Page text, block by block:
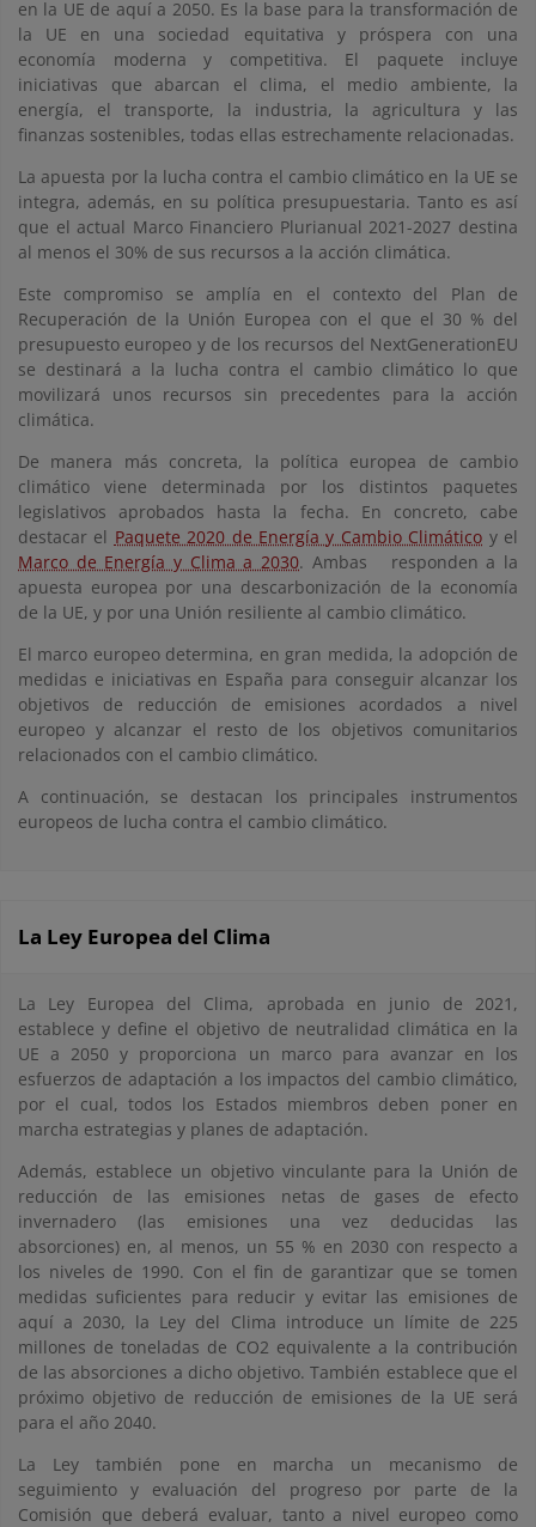
en la UE de aquí a 2050. Es la base para la transformación de
la UE en una sociedad equitativa y próspera con una
economía moderna y competitiva. El paquete incluye
iniciativas que abarcan el clima, el medio ambiente, la
energía, el transporte, la industria, la agricultura y las
finanzas sostenibles, todas ellas estrechamente relacionadas.
La apuesta por la lucha contra el cambio climático en la UE se
integra, además, en su política presupuestaria. Tanto es así
que el actual Marco Financiero Plurianual 2021-2027 destina
al menos el 30% de sus recursos a la acción climática.
Este compromiso se amplía en el contexto del Plan de
Recuperación de la Unión Europea con el que el 30 % del
presupuesto europeo y de los recursos del NextGenerationEU
se destinará a la lucha contra el cambio climático lo que
movilizará unos recursos sin precedentes para la acción
climática.
De manera más concreta, la política europea de cambio
climático viene determinada por los distintos paquetes
legislativos aprobados hasta la fecha. En concreto, cabe
destacar el Paquete 2020 de Energía y Cambio Climático y el
Marco de Energía y Clima a 2030. Ambas responden a la
apuesta europea por una descarbonización de la economía
de la UE, y por una Unión resiliente al cambio climático.
El marco europeo determina, en gran medida, la adopción de
medidas e iniciativas en España para conseguir alcanzar los
objetivos de reducción de emisiones acordados a nivel
europeo y alcanzar el resto de los objetivos comunitarios
relacionados con el cambio climático.
A continuación, se destacan los principales instrumentos
europeos de lucha contra el cambio climático.
La Ley Europea del Clima
La Ley Europea del Clima, aprobada en junio de 2021,
establece y define el objetivo de neutralidad climática en la
UE a 2050 y proporciona un marco para avanzar en los
esfuerzos de adaptación a los impactos del cambio climático,
por el cual, todos los Estados miembros deben poner en
marcha estrategias y planes de adaptación.
Además, establece un objetivo vinculante para la Unión de
reducción de las emisiones netas de gases de efecto
invernadero (las emisiones una vez deducidas las
absorciones) en, al menos, un 55 % en 2030 con respecto a
los niveles de 1990. Con el fin de garantizar que se tomen
medidas suficientes para reducir y evitar las emisiones de
aquí a 2030, la Ley del Clima introduce un límite de 225
millones de toneladas de CO2 equivalente a la contribución
de las absorciones a dicho objetivo. También establece que el
próximo objetivo de reducción de emisiones de la UE será
para el año 2040.
La Ley también pone en marcha un mecanismo de
seguimiento y evaluación del progreso por parte de la
Comisión que deberá evaluar, tanto a nivel europeo como